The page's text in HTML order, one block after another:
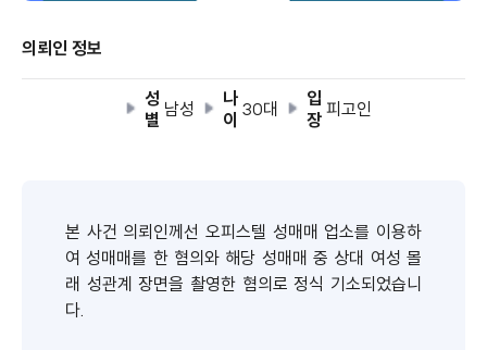
의뢰인 정보
성
별 남성
나
이 30대
입
장 피고인
본 사건 의뢰인께선 오피스텔 성매매 업소를 이용하
여 성매매를 한 혐의와 해당 성매매 중 상대 여성 몰
래 성관계 장면을 촬영한 혐의로 정식 기소되었습니
다.